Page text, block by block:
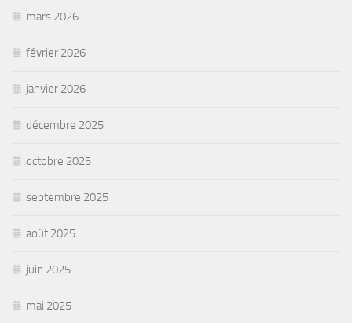
mars 2026
février 2026
janvier 2026
décembre 2025
octobre 2025
septembre 2025
août 2025
juin 2025
mai 2025